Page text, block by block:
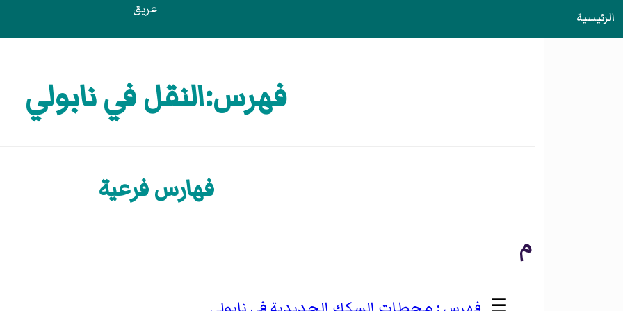
الرئيسية عريق
فهرس:النقل في نابولي
فهارس فرعية
م